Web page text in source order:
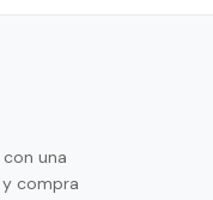
una
compra